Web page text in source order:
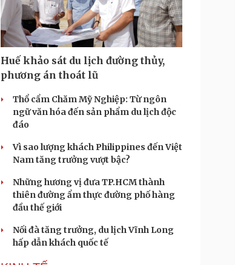
Huế khảo sát du lịch đường thủy,
phương án thoát lũ
Thổ cẩm Chăm Mỹ Nghiệp: Từ ngôn
ngữ văn hóa đến sản phẩm du lịch độc
đáo
Vì sao lượng khách Philippines đến Việt
Nam tăng trưởng vượt bậc?
Những hương vị đưa TP.HCM thành
thiên đường ẩm thực đường phố hàng
đầu thế giới
Nối đà tăng trưởng, du lịch Vĩnh Long
hấp dẫn khách quốc tế